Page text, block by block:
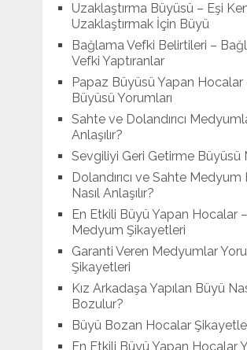
Uzaklaştırma Büyüsü – Eşi
Uzaklaştırmak İçin Büyü
Bağlama Vefki Belirtileri –
Vefki Yaptıranlar
Papaz Büyüsü Yapan Hocalar
Büyüsü Yorumları
Sahte ve Dolandırıcı
Anlaşılır?
Sevgiliyi Geri Getirme Büyüsü
Dolandırıcı ve Sahte
Nasıl Anlaşılır?
En Etkili Büyü Yapan Hocalar –
Medyum Şikayetleri
Garanti Veren Medyumlar
Şikayetleri
Kız Arkadaşa Yapılan Büyü
Bozulur?
Büyü Bozan Hocalar
En Etkili Büyü Yapan Hocalar